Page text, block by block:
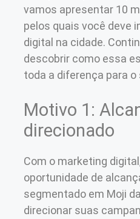
vamos apresentar 10
pelos quais você deve
digital na cidade.
descobrir como essa
toda a diferença para
Motivo 1:
direcionado
Com o marketing
oportunidade de
segmentado em Moji
direcionar suas